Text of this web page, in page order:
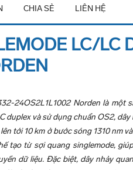
CHIA SẺ LIÊN HỆ
LC/LC
24OS2L1L1002 Norden là một
và sử dụng chuẩn OS2, dây
tới 10 km ở bước sóng 1310 nm
tạo từ sợi quang singlemode,
dữ liệu. Đặc biệt, dây nhảy